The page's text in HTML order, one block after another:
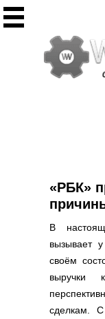
Инструменты
Массовый
Регистрация
CHMOD
Полезное
Новости о
FAQ по доменам
Полезные ссылки
«РБК»
В
вызывает
своём
сделкам.